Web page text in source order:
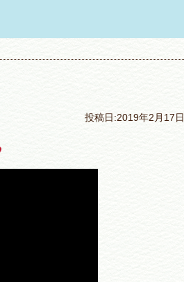
投稿日:2019年2月17日